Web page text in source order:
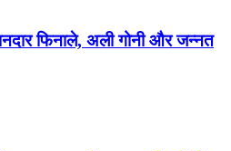
फिनाले, अली गोनी और जन्नत